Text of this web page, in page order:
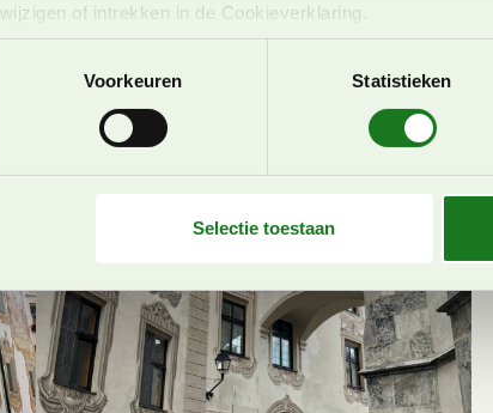
of intrekken in de Cookieverklaring.
en advertenties te personaliseren, om functies voor
Deze partners kunnen deze gegevens combineren met
Voorkeuren Statistieken
Selectie toestaan